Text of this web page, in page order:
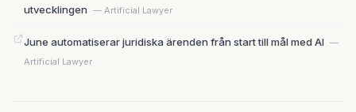
utvecklingen — Artificial Lawyer
June automatiserar juridiska ärenden från start till mål med AI —
Artificial Lawyer